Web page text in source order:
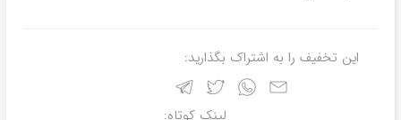
این تخفیف را به اشتراک بگذارید:
لینک کوتاه: